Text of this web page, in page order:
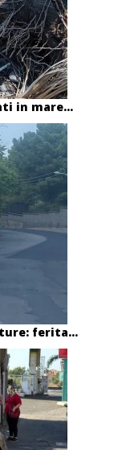
in mare...
ferita...